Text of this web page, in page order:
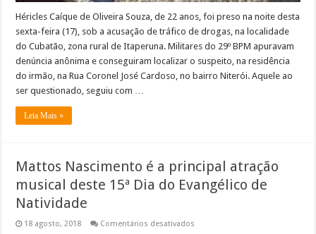
Héricles Caíque de Oliveira Souza, de 22 anos, foi preso na noite desta
sexta-feira (17), sob a acusação de tráfico de drogas, na localidade
do Cubatão, zona rural de Itaperuna. Militares do 29º BPM apuravam
denúncia anônima e conseguiram localizar o suspeito, na residência
do irmão, na Rua Coronel José Cardoso, no bairro Niterói. Aquele ao
ser questionado, seguiu com …
Leia Mais »
Mattos Nascimento é a principal atração
musical deste 15ª Dia do Evangélico de
Natividade
18 agosto, 2018 Comentários desativados